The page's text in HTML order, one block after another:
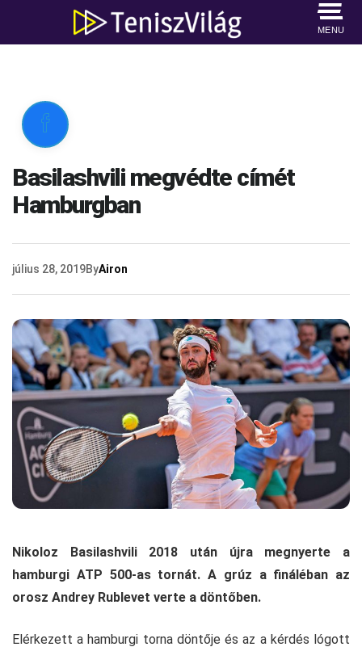
MENU

Basilashvili megvédte címét
Hamburgban
július 28, 2019ByAiron
Nikoloz Basilashvili 2018 után újra megnyerte a
hamburgi ATP 500-as tornát. A grúz a fináléban az
orosz Andrey Rublevet verte a döntőben.
Elérkezett a hamburgi torna döntője és az a kérdés lógott